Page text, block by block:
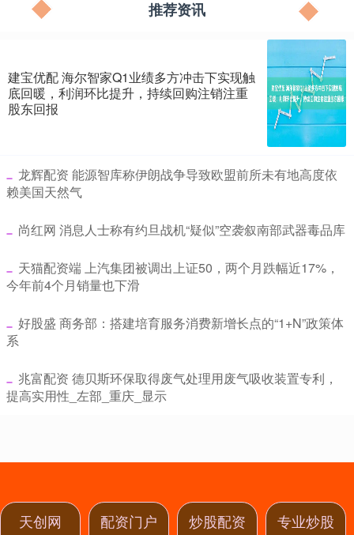
推荐资讯
建宝优配 海尔智家Q1业绩多方冲击下实现触
底回暖，利润环比提升，持续回购注销注重
股东回报
​龙辉配资 能源智库称伊朗战争导致欧盟前所未有地高度依
赖美国天然气
​尚红网 消息人士称有约旦战机“疑似”空袭叙南部武器毒品库
​天猫配资端 上汽集团被调出上证50，两个月跌幅近17%，
今年前4个月销量也下滑
​好股盛 商务部：搭建培育服务消费新增长点的“1+N”政策体
系
​兆富配资 德贝斯环保取得废气处理用废气吸收装置专利，
提高实用性_左部_重庆_显示
天创网 配资门户
炒股配资
专业炒股